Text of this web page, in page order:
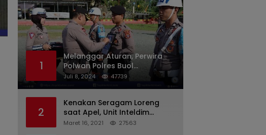
1
Melanggar Aturan, Perwira
Polwan Polres Buol
Diberhentikan Tidak Dengan
Juli 8, 2024 47739
2
Kenakan Seragam Loreng
saat Apel, Unit Inteldim
1426/Takalar Datangi
Maret 16, 2021 27563